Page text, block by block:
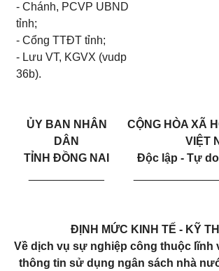
- Chánh, PCVP UBND
tỉnh;
- Cổng TTĐT tỉnh;
- Lưu VT, KGVX (vudp
36b).
ỦY BAN NHÂN
DÂN
TỈNH ĐỒNG NAI
CỘNG HÒA XÃ
VIỆT
Độc lập - Tự
ĐỊNH MỨC KINH TẾ - KỸ
Về dịch vụ sự nghiệp công thuộc lĩnh
thông tin sử dụng ngân sách nhà